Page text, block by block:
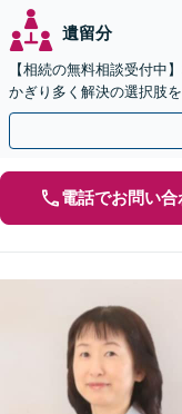
遺留分
【相続の無料相談受付中
かぎり多く解決の選択肢
電話でお問い合